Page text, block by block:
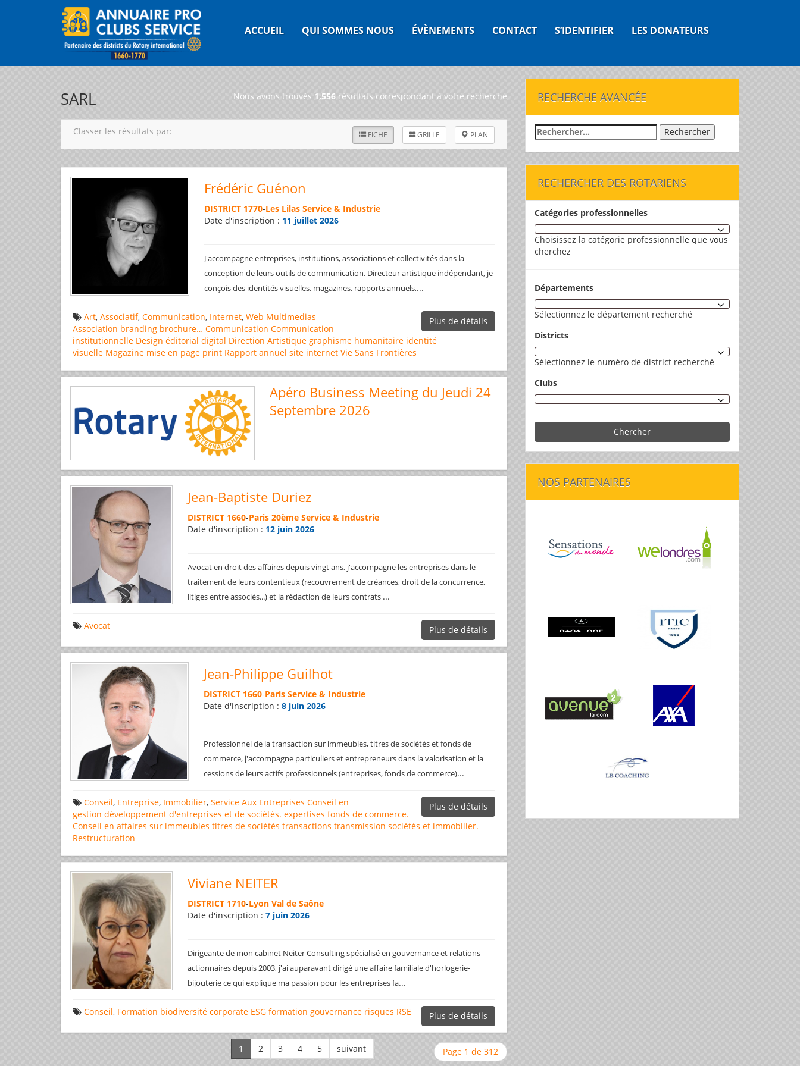
ACCUEIL QUI SOMMES NOUS ÉVÈNEMENTS CONTACT S’IDENTIFIER LES DONATEURS
SARL Nous avons trouvés 1,556 résultats correspondant à votre recherche
FICHE GRILLE PLAN
Classer les résultats par:
Frédéric Guénon
DISTRICT 1770-Les Lilas Service & Industrie
Date d'inscription : 11 juillet 2026
J'accompagne entreprises, institutions, associations et collectivités dans la
conception de leurs outils de communication. Directeur artistique indépendant, je
conçois des identités visuelles, magazines, rapports annuels,...
Plus de détails
Art, Associatif, Communication, Internet, Web Multimedias
Association branding brochure… Communication Communication
institutionnelle Design éditorial digital Direction Artistique graphisme humanitaire identité
visuelle Magazine mise en page print Rapport annuel site internet Vie Sans Frontières
Apéro Business Meeting du Jeudi 24
Septembre 2026
Jean-Baptiste Duriez
DISTRICT 1660-Paris 20ème Service & Industrie
Date d'inscription : 12 juin 2026
Avocat en droit des affaires depuis vingt ans, j'accompagne les entreprises dans le
traitement de leurs contentieux (recouvrement de créances, droit de la concurrence,
litiges entre associés...) et la rédaction de leurs contrats ...
Plus de détails
Avocat
Jean-Philippe Guilhot
DISTRICT 1660-Paris Service & Industrie
Date d'inscription : 8 juin 2026
Professionnel de la transaction sur immeubles, titres de sociétés et fonds de
commerce, j'accompagne particuliers et entrepreneurs dans la valorisation et la
cessions de leurs actifs professionnels (entreprises, fonds de commerce)...
Plus de détails
Conseil, Entreprise, Immobilier, Service Aux Entreprises Conseil en
gestion développement d'entreprises et de sociétés. expertises fonds de commerce.
Conseil en affaires sur immeubles titres de sociétés transactions transmission sociétés et immobilier.
Restructuration
Viviane NEITER
DISTRICT 1710-Lyon Val de Saône
Date d'inscription :7 juin 2026
Dirigeante de mon cabinet Neiter Consulting spécialisé en gouvernance et relations
actionnaires depuis 2003, j'ai auparavant dirigé une affaire familiale d'horlogerie-
bijouterie ce qui explique ma passion pour les entreprises fa...
Plus de détails
Conseil, Formation biodiversité corporate ESG formation gouvernance risques RSE
Page 1 de 312
RECHERCHE AVANCÉE
Rechercher :
RECHERCHER DES ROTARIENS
Catégories professionnelles
Choisissez la catégorie professionnelle que vous
cherchez
Départements
Sélectionnez le département recherché
Districts
Sélectionnez le numéro de district recherché
Clubs
Chercher
NOS PARTENAIRES